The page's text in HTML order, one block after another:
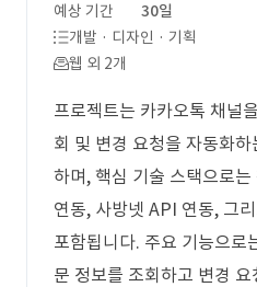
예상 기간
30일
개발 · 디자인 · 기획
웹 외 2개
프로젝트는 카카오톡 채널
회 및 변경 요청을 자동화
하며, 핵심 기술 스택으로
연동, 사방넷 API 연동, 그
포함됩니다. 주요 기능으로
문 정보를 조회하고 변경